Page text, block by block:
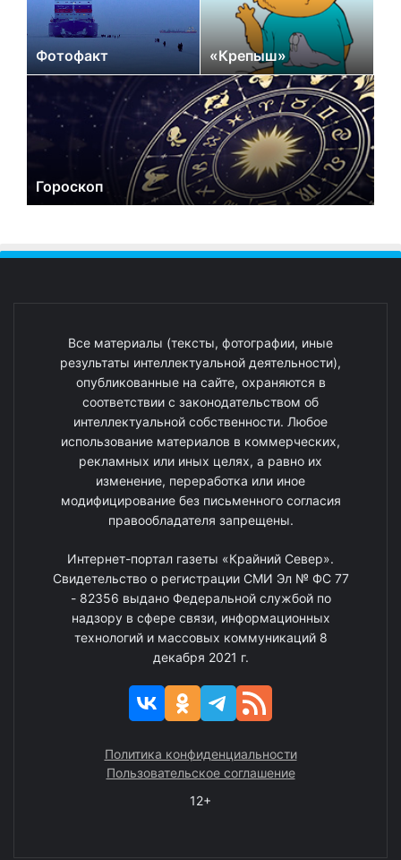
Фотофакт «Крепыш»
Гороскоп
Все материалы (тексты, фотографии, иные
результаты интеллектуальной деятельности),
опубликованные на сайте, охраняются в
соответствии с законодательством об
интеллектуальной собственности. Любое
использование материалов в коммерческих,
рекламных или иных целях, а равно их
изменение, переработка или иное
модифицирование без письменного согласия
правообладателя запрещены.
Интернет-портал газеты «Крайний Север».
Свидетельство о регистрации СМИ Эл № ФС 77
- 82356 выдано Федеральной службой по
надзору в сфере связи, информационных
технологий и массовых коммуникаций 8
декабря 2021 г.
Политика конфиденциальности
Пользовательское соглашение
12+